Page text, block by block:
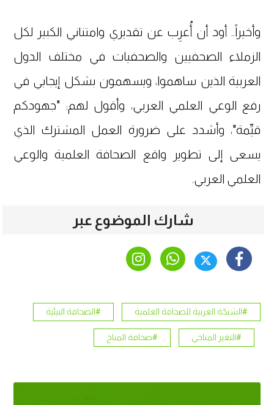
وأخيراً.. أود أن أُعرِب عن تقديري وامتناني الكبير لكل
الزملاء الصحفيين والصحفيات في مختلف الدول
العربية الذين ساهموا، ويسهمون بشكل إيجابي في
رفع الوعي العلمي العربي، وأقول لهم: "جهودكم
قيِّمة"، وأشدد على ضرورة العمل المشترك الذي
يسعى إلى تطوير واقع الصحافة العلمية والوعي
العلمي العربي.
شارك الموضوع عبر
#الشبكة العربية للصحافة العلمية #الصحافة البيئية
#التغير المناخي #صحافة المناخ